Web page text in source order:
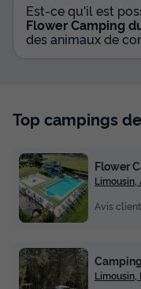
Est-ce qu'il est
Flower Camping
des animaux de
Top campings
Flower
Limousin,
Avis
Limousin,